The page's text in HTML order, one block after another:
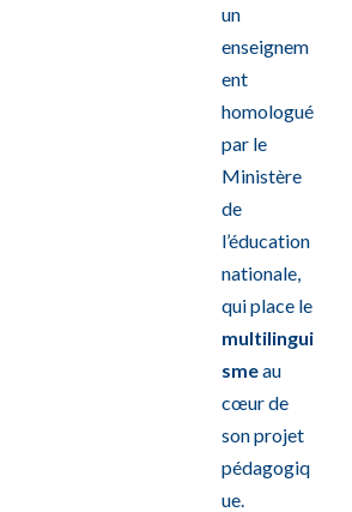
un
enseignem
ent
homologué
par le
Ministère
de
l’éducation
nationale,
qui place le
multilingui
smeau
cœur de
son projet
pédagogiq
ue.